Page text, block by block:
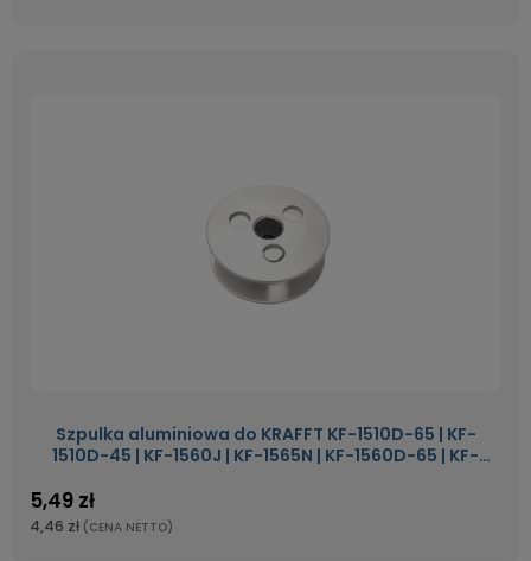
Szpulka aluminiowa do KRAFFT KF-1510D-65 | KF-
1510D-45 | KF-1560J | KF-1565N | KF-1560D-65 | KF-
5,49 zł
4,46 zł (CENA NETTO)